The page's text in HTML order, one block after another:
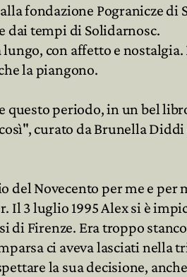
fondazione Pogranicze
dai tempi di Solidarnosc.
con affetto e
la piangono.
questo periodo, in un bel
curato da Brunella Diddi
del Novecento per me e per
Il 3 luglio 1995 Alex si è
di Firenze. Era troppo
ci aveva lasciati nella
la sua decisione,